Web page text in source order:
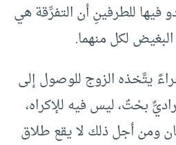
فيها للطرفينِ أن التفرِّقة هي
لكل منهما.
يتَّخذه الزوج للوصول إلى
بحْتٌ، ليس فيه للإكراه،
ومن أجل ذلك لا يقع طلاق